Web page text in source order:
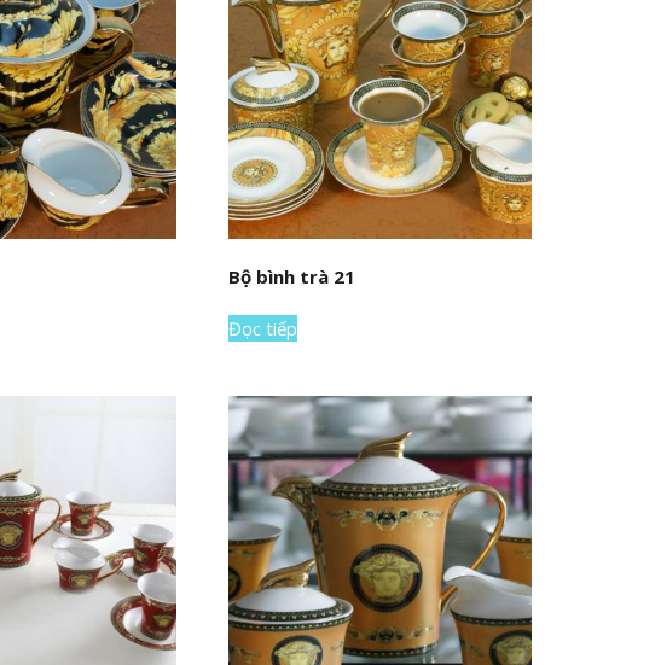
Bộ bình trà 21
Đọc tiếp